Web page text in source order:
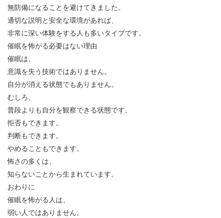
無防備になることを避けてきました。
適切な説明と安全な環境があれば、
非常に深い体験をする人も多いタイプです。
催眠を怖がる必要はない理由
催眠は、
意識を失う技術ではありません。
自分が消える状態でもありません。
むしろ、
普段よりも自分を観察できる状態です。
拒否もできます。
判断もできます。
やめることもできます。
怖さの多くは、
知らないことから生まれています。
おわりに
催眠を怖がる人は、
弱い人ではありません。